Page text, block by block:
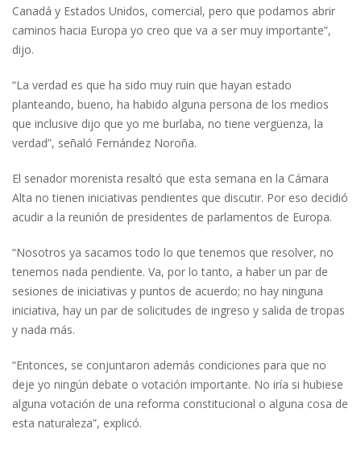
Canadá y Estados Unidos, comercial, pero que podamos abrir
caminos hacia Europa yo creo que va a ser muy importante”,
dijo.
“La verdad es que ha sido muy ruin que hayan estado
planteando, bueno, ha habido alguna persona de los medios
que inclusive dijo que yo me burlaba, no tiene vergüenza, la
verdad”, señaló Fernández Noroña.
El senador morenista resaltó que esta semana en la Cámara
Alta no tienen iniciativas pendientes que discutir. Por eso decidió
acudir a la reunión de presidentes de parlamentos de Europa.
“Nosotros ya sacamos todo lo que tenemos que resolver, no
tenemos nada pendiente. Va, por lo tanto, a haber un par de
sesiones de iniciativas y puntos de acuerdo; no hay ninguna
iniciativa, hay un par de solicitudes de ingreso y salida de tropas
y nada más.
“Entonces, se conjuntaron además condiciones para que no
deje yo ningún debate o votación importante. No iría si hubiese
alguna votación de una reforma constitucional o alguna cosa de
esta naturaleza”, explicó.